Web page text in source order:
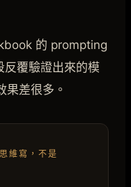
的 prompting
覆驗證出來的模
果差很多。
寫，不是